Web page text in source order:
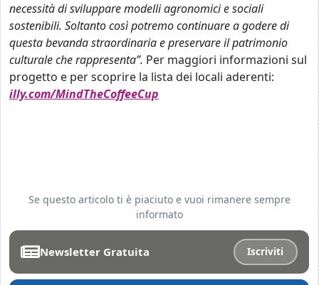
necessità di sviluppare modelli agronomici e sociali
sostenibili. Soltanto così potremo continuare a godere di
questa bevanda straordinaria e preservare il patrimonio
culturale che rappresenta”. Per maggiori informazioni sul
progetto e per scoprire la lista dei locali aderenti:
illy.com/MindTheCoffeeCup
Se questo articolo ti è piaciuto e vuoi rimanere sempre
informato
Newsletter Gratuita Iscriviti